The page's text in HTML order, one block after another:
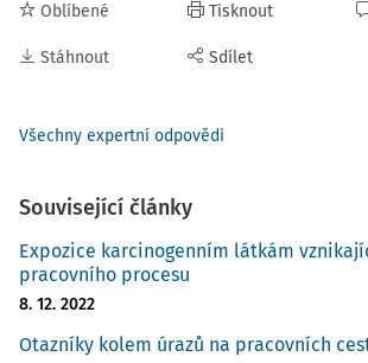
Oblíbené
Stáhnout
Tisknout
Sdílet
Všechny expertní odpovědi
Související články
Expozice karcinogenním látkám
pracovního procesu
8. 12. 2022
Otazníky kolem úrazů na pracovních